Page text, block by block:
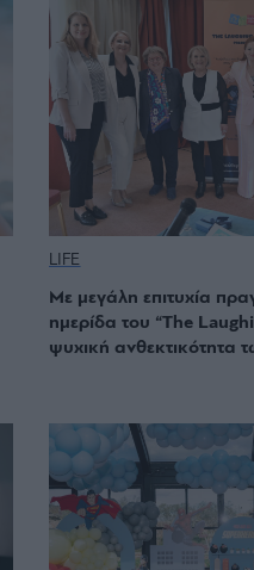
LIFE
Με μεγάλη επιτυχία
ημερίδα του “The
ψυχική ανθεκτικότητα